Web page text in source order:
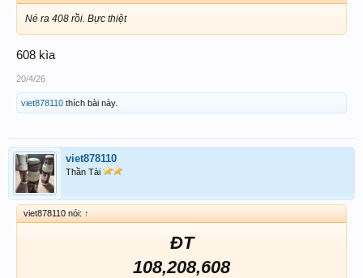
Né ra 408 rồi. Bực thiệt
608 kìa
20/4/26
viet878110 thích bài này.
viet878110
Thần Tài
viet878110 nói: ↑
ĐT
108,208,608